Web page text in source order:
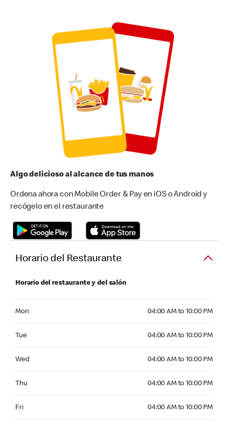
Algo delicioso al alcance de tus manos
Ordena ahora con Mobile Order & Pay en iOS o Android y
recógelo en el restaurante
Horario del Restaurante
Horario del restaurante y del salón
Mon 04:00 AM to 10:00 PM
Tue 04:00 AM to 10:00 PM
Wed 04:00 AM to 10:00 PM
Thu 04:00 AM to 10:00 PM
Fri 04:00 AM to 10:00 PM